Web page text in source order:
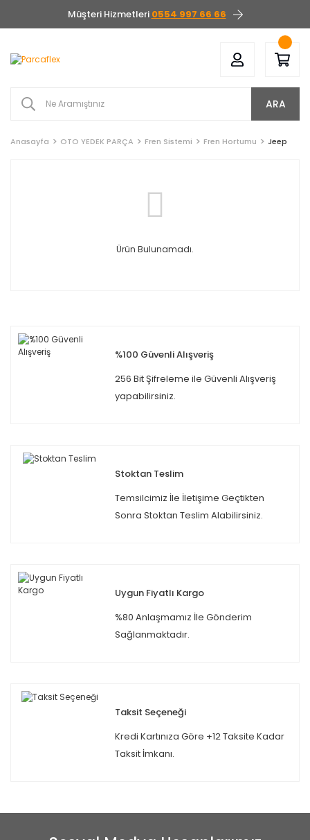
Müşteri Hizmetleri 0554 997 66 66
ARA
Anasayfa OTO YEDEK PARÇA Fren Sistemi Fren Hortumu Jeep
Ürün Bulunamadı.
%100 Güvenli Alışveriş
256 Bit Şifreleme ile Güvenli Alışveriş
yapabilirsiniz.
Stoktan Teslim
Temsilcimiz İle İletişime Geçtikten
Sonra Stoktan Teslim Alabilirsiniz.
Uygun Fiyatlı Kargo
%80 Anlaşmamız İle Gönderim
Sağlanmaktadır.
Taksit Seçeneği
Kredi Kartınıza Göre +12 Taksite Kadar
Taksit İmkanı.